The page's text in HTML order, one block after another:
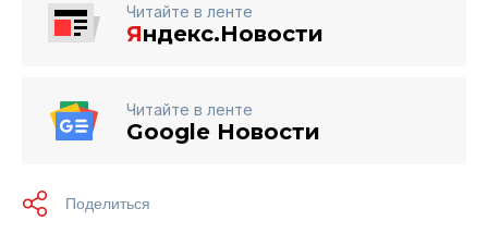
Читайте в ленте
Яндекс.Новости
Читайте в ленте
Google Новости